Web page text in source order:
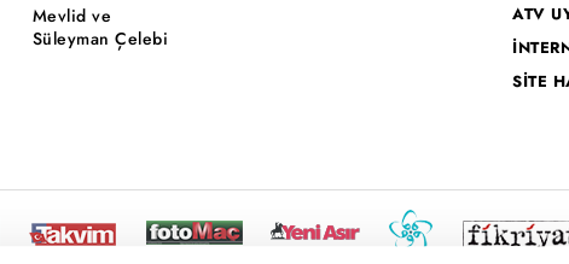
Mevlid ve
Süleyman Çelebi
ATV
SİTE